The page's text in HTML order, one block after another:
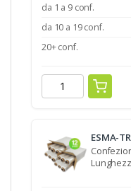
da 1 a 9 conf.
da 10 a 19 conf.
20+ conf.
ESMA-